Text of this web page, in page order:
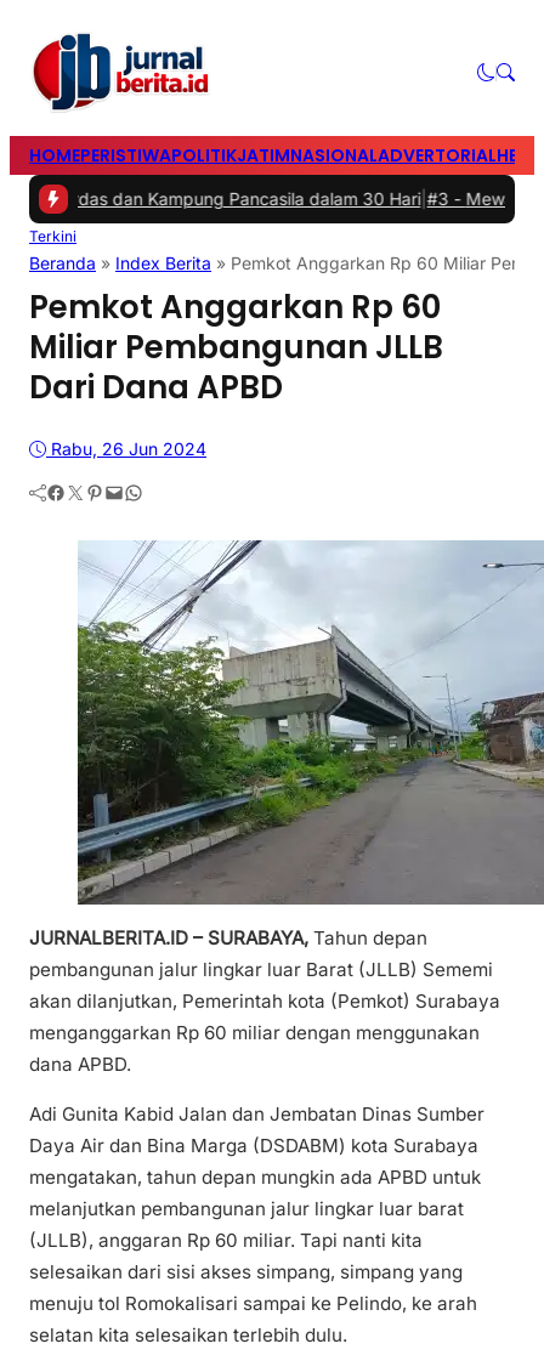
HOMEPERISTIWAPOLITIKJATIMNASIONALADVERTORIAL
dan Kampung Pancasila dalam 30 Hari|#3 -Mewakili Gen Z:
Terkini
Beranda » Index Berita » Pemkot Anggarkan Rp 60 Miliar
Pemkot Anggarkan Rp 60
Miliar Pembangunan JLLB
Dari Dana APBD
Rabu, 26 Jun 2024
Facebook Twitter Pinterest Mail WhatsApp
JURNALBERITA.ID – SURABAYA, Tahun depan
pembangunan jalur lingkar luar Barat (JLLB) Sememi
akan dilanjutkan, Pemerintah kota (Pemkot) Surabaya
menganggarkan Rp 60 miliar dengan menggunakan
dana APBD.
Adi Gunita Kabid Jalan dan Jembatan Dinas Sumber
Daya Air dan Bina Marga (DSDABM) kota Surabaya
mengatakan, tahun depan mungkin ada APBD untuk
melanjutkan pembangunan jalur lingkar luar barat
(JLLB), anggaran Rp 60 miliar. Tapi nanti kita
selesaikan dari sisi akses simpang, simpang yang
menuju tol Romokalisari sampai ke Pelindo, ke arah
selatan kita selesaikan terlebih dulu.